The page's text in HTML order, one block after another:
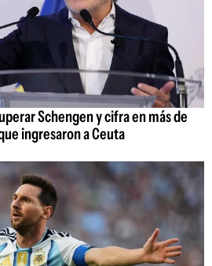
Schengen y cifra en más de
ingresaron a Ceuta